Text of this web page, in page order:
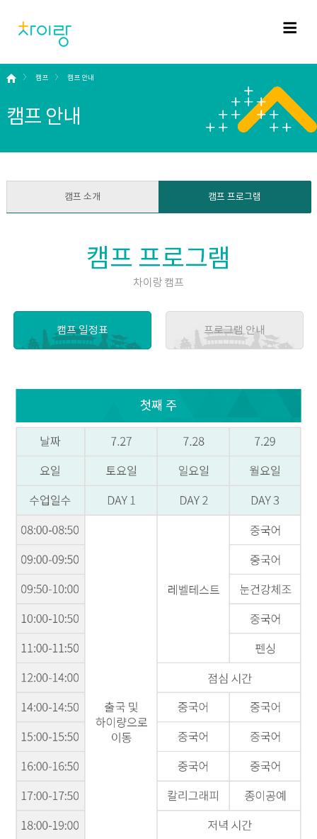
캠프 캠프 안내
캠프 안내
캠프 소개 캠프 프로그램
캠프 프로그램
차이랑 캠프
캠프 일정표 프로그램 안내